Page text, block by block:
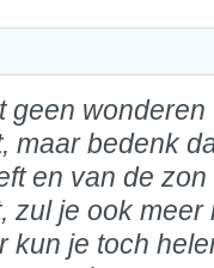
geen
maar bedenk
en van de zon
zul je ook meer
kun je toch